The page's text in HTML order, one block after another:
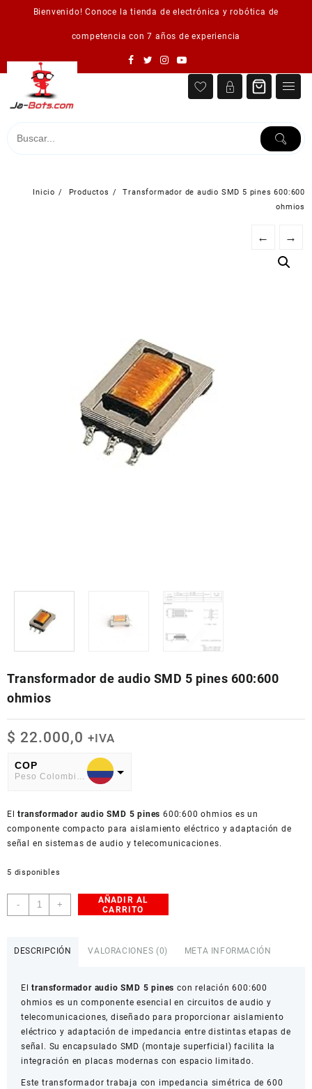
Bienvenido! Conoce la tienda de electrónica y robótica de
competencia con 7 años de experiencia
Inicio Productos
Transformador de audio SMD 5 pines 600:600
ohmios
← →
Transformador de audio SMD 5 pines 600:600
ohmios
$ 22.000,0 +IVA
COP
Peso Colombiano
American Dollar
Eltransformador audio SMD 5 pines 600:600 ohmios es un
componente compacto para aislamiento eléctrico y adaptación de
señal en sistemas de audio y telecomunicaciones.
5 disponibles
-
Transformador
de
600:600
ohmios
cantidad
+
AÑADIR AL
CARRITO
DESCRIPCIÓN VALORACIONES (0) META INFORMACIÓN
Eltransformador audio SMD 5 pines con relación 600:600
ohmios es un componente esencial en circuitos de audio y
telecomunicaciones, diseñado para proporcionar aislamiento
eléctrico y adaptación de impedancia entre distintas etapas de
señal. Su encapsulado SMD (montaje superficial) facilita la
integración en placas modernas con espacio limitado.
Este transformador trabaja con impedancia simétrica de 600